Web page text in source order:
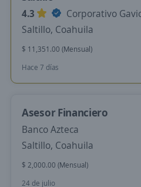
4.3
Corporativo
Saltillo, Coahuila
$ 11,351.00 (Mensual)
Hace 7 días
Asesor Financiero
Banco Azteca
Saltillo, Coahuila
$ 2,000.00 (Mensual)
24 de julio